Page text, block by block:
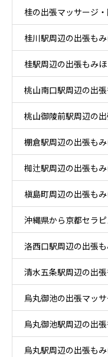
桂の出張マッサージ
桂川駅周辺の出張も
桂駅周辺の出張もみ
桃山南口駅周辺の出
ア
桃山御陵前駅周辺の
心部ケア
棚倉駅周辺の出張も
椥辻駅周辺の出張も
槇島町周辺の出張も
沖縄県から京都セラ
洛西口駅周辺の出張
ア
清水五条駅周辺の出
散策ケア
烏丸御池の出張マッ
烏丸御池駅周辺の出
事帰りケア
烏丸駅周辺の出張も